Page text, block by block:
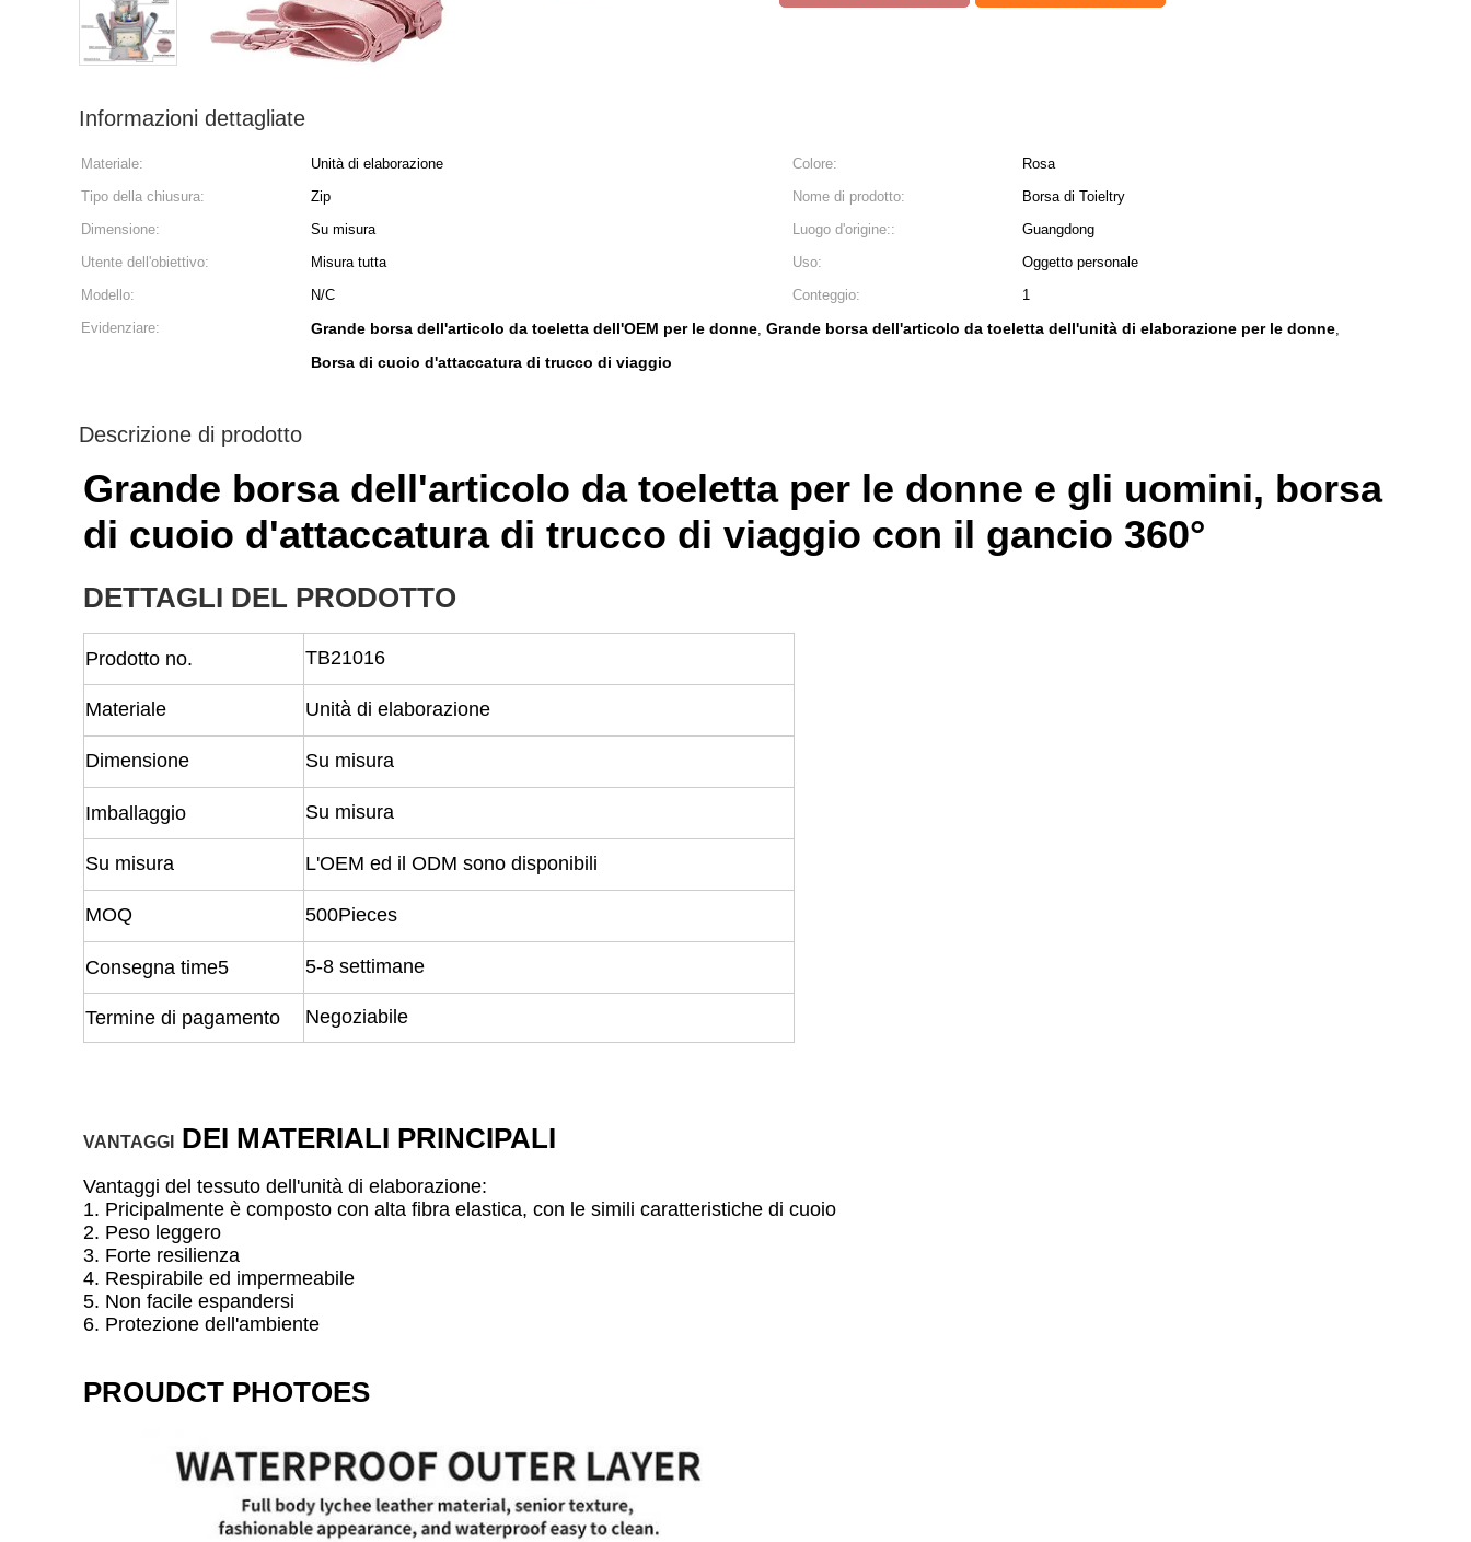
Informazioni dettagliate
Materiale: Unità di elaborazione Colore:
Rosa
Tipo della chiusura:
Zip Nome di prodotto:
Borsa di Toieltry
Dimensione:
Su misura Luogo d'origine::
Guangdong
Utente dell'obiettivo:
Misura tutta Uso:
Oggetto personale
Modello:
N/C Conteggio:
1
Evidenziare:
Grande borsa dell'articolo da toeletta dell'OEM per le donne, Grande borsa dell'articolo da toeletta dell'unità di elaborazione per le donne,
Borsa di cuoio d'attaccatura di trucco di viaggio
Descrizione di prodotto
Grande borsa dell'articolo da toeletta per le donne e gli uomini, borsa
di cuoio d'attaccatura di trucco di viaggio con il gancio 360°
DETTAGLI DEL PRODOTTO
Prodotto no. TB21016
Materiale Unità di elaborazione
Dimensione Su misura
Imballaggio Su misura
Su misura L'OEM ed il ODM sono disponibili
MOQ 500Pieces
Consegna time5 5-8 settimane
Termine di pagamento Negoziabile
VANTAGGI DEI MATERIALI PRINCIPALI
Vantaggi del tessuto dell'unità di elaborazione:
1. Pricipalmente è composto con alta fibra elastica, con le simili caratteristiche di cuoio
2. Peso leggero
3. Forte resilienza
4. Respirabile ed impermeabile
5. Non facile espandersi
6. Protezione dell'ambiente
PROUDCT PHOTOES